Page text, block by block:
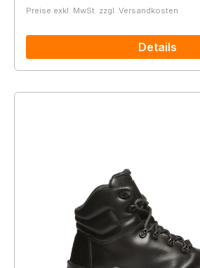
Preise exkl. MwSt. zzgl. Versandkosten
Details